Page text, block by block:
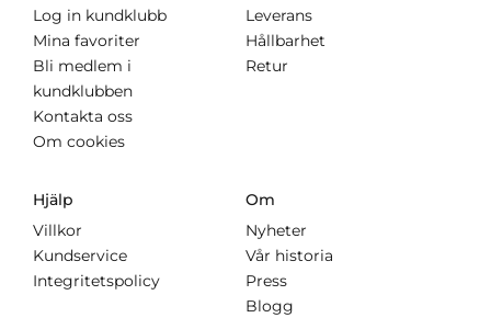
Log in kundklubb
Mina favoriter
Bli medlem i
kundklubben
Kontakta oss
Om cookies
Leverans
Hållbarhet
Retur
Hjälp
Villkor
Kundservice
Integritetspolicy
Om
Nyheter
Vår historia
Press
Blogg